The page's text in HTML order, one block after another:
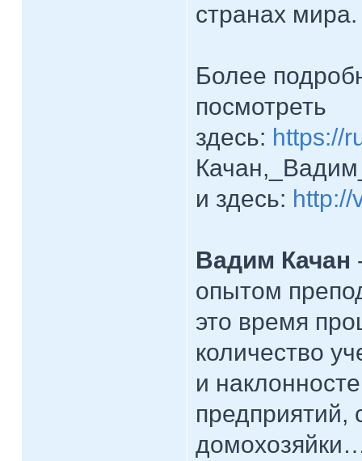
странах мира.
Более
посмотреть
здесь: https://
и здесь: http://
Вадим Качан
опытом
это время
количество
и
предприятий,